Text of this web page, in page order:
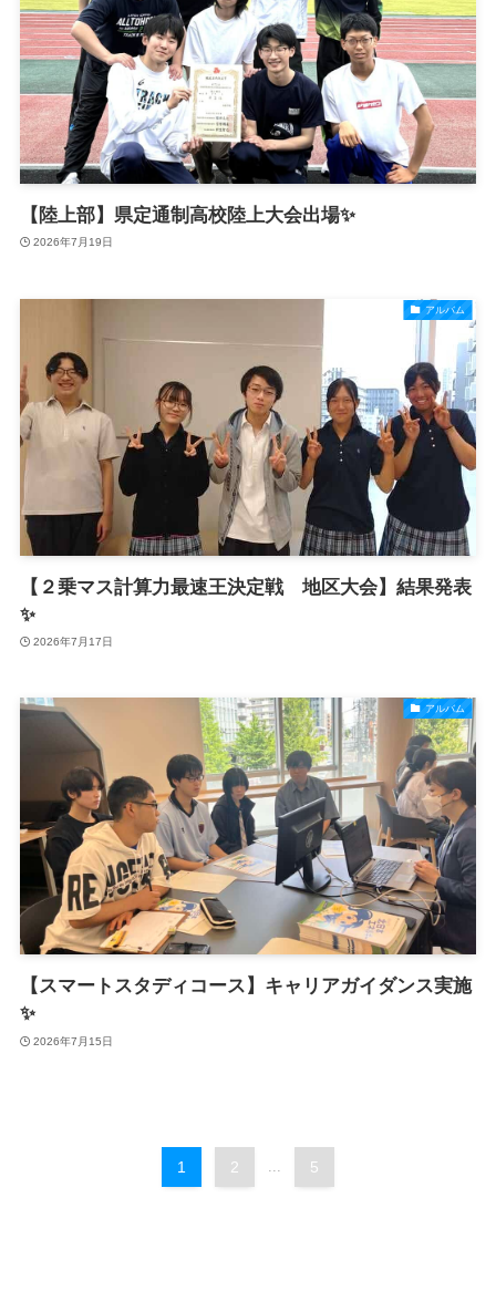
【陸上部】県定通制高校陸上大会出場✨
2026年7月19日
アルバム
【２乗マス計算力最速王決定戦 地区大会】結果発表
✨
2026年7月17日
アルバム
【スマートスタディコース】キャリアガイダンス実施
✨
2026年7月15日
1 2 ... 5